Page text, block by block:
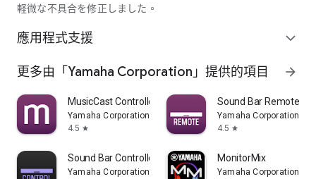
軽微な不具合を修正しました。
應用程式支援 expand_more
更多由「Yamaha Corporation」提供的項目 arrow_forward
MusicCast Controller
Yamaha Corporation
4.5 star
Sound Bar Remote
Yamaha Corporation
4.5 star
Sound Bar Controller
Yamaha Corporation
MonitorMix
Yamaha Corporation